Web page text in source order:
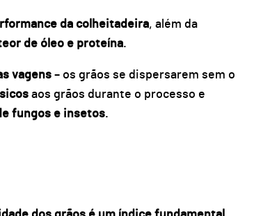
da colheitadeira, além da
de óleo e proteína.
vagens – os grãos se dispersarem sem o
aos grãos durante o processo e
fungos e insetos.